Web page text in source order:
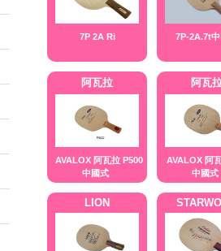
7P 2A Ri 7P-2A.7t
阿瓦拉
AVALOX 阿瓦拉 P500
中國式
阿瓦
AVALOX 阿
中國式
LION